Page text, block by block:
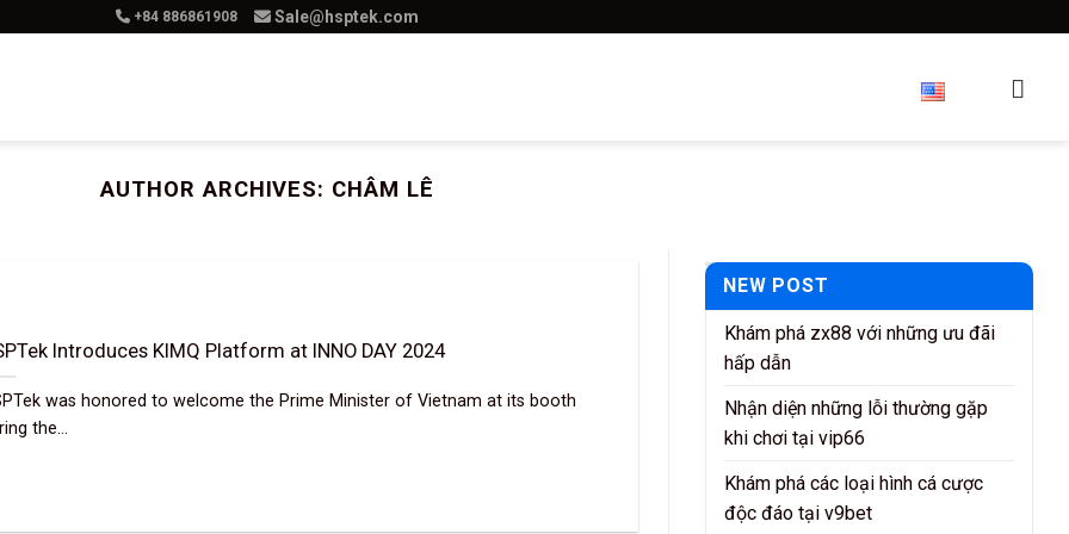
+84 886861908 Sale@hsptek.com
AUTHOR ARCHIVES: CHÂM LÊ
Introduces KIMQ Platform at INNO DAY 2024
was honored to welcome the Prime Minister of Vietnam at its booth
the...
NEW POST
Khám phá zx88 với những ưu đãi
hấp dẫn
Nhận diện những lỗi thường gặp
khi chơi tại vip66
Khám phá các loại hình cá cược
độc đáo tại v9bet